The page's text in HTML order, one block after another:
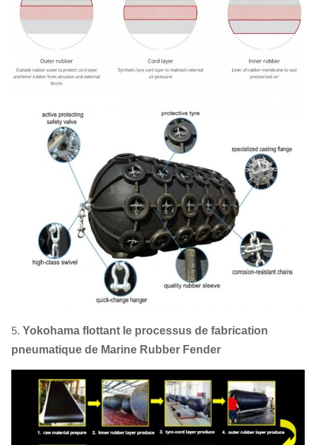
5. Yokohama flottant le processus de fabrication
pneumatique de Marine Rubber Fender